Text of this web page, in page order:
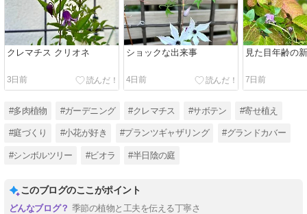
クレマチス クリオネ
3日前
ショックな出来事
4日前
見た目年齢の
7日前
#多肉植物 #ガーデニング #クレマチス #サボテン #寄せ植え
#庭づくり #小花が好き #プランツギャザリング #グランドカバー
#シンボルツリー #ビオラ #半日陰の庭
このブログのここがポイント
季節の植物と工夫を伝える丁寧さ